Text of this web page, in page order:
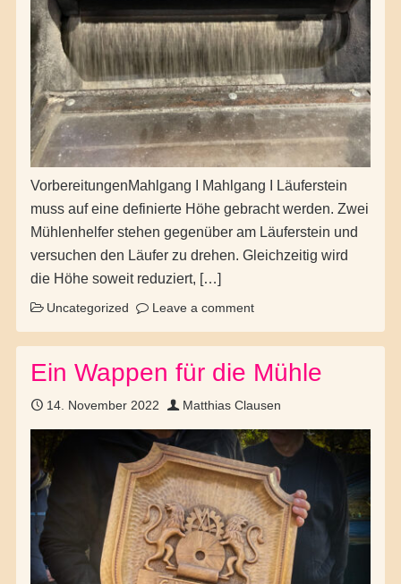
VorbereitungenMahlgang I Mahlgang I Läuferstein
muss auf eine definierte Höhe gebracht werden. Zwei
Mühlenhelfer stehen gegenüber am Läuferstein und
versuchen den Läufer zu drehen. Gleichzeitig wird
die Höhe soweit reduziert, […]
Uncategorized Leave a comment
Ein Wappen für die Mühle
14. November 2022 Matthias Clausen